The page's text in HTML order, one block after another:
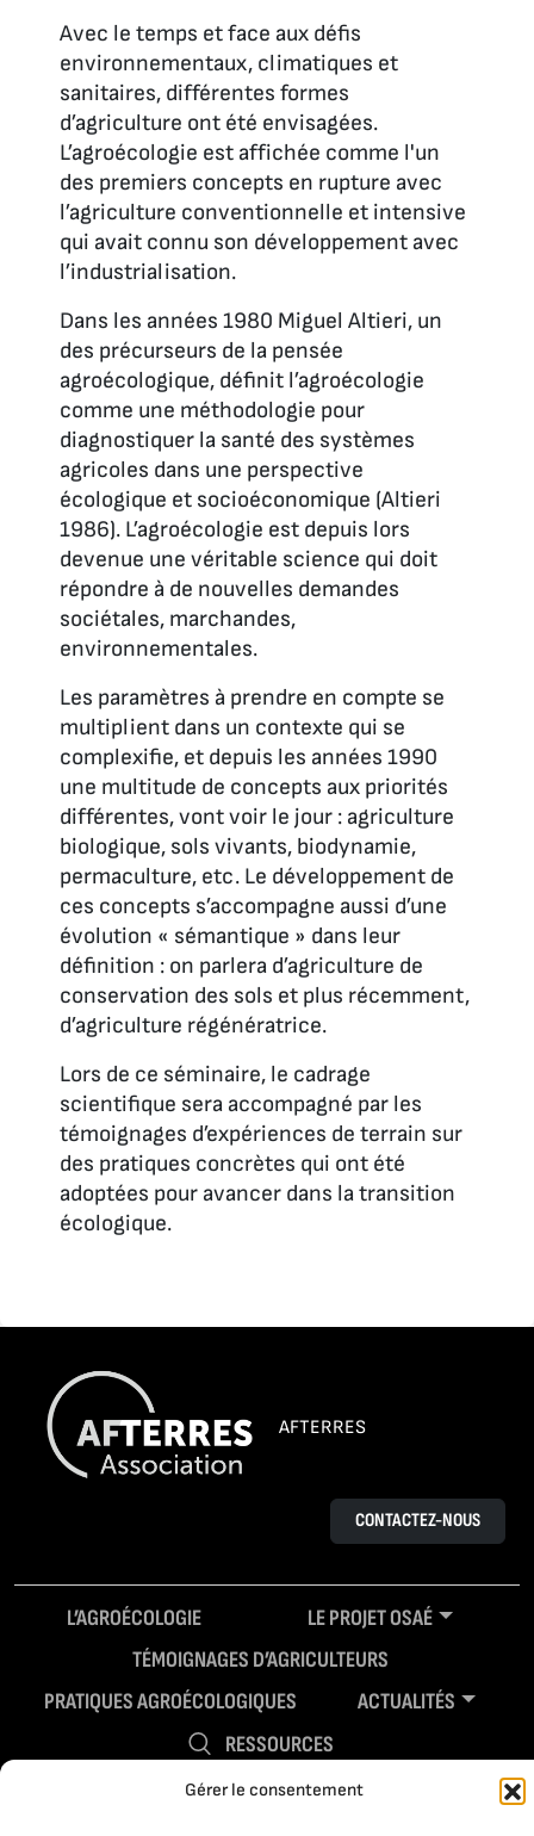
Gérer le consentement
Avec le temps et face aux défis
environnementaux, climatiques et
sanitaires, différentes formes
d’agriculture ont été envisagées.
L’agroécologie est affichée comme l'un
des premiers concepts en rupture avec
l’agriculture conventionnelle et intensive
qui avait connu son développement avec
l’industrialisation.
Dans les années 1980 Miguel Altieri, un
des précurseurs de la pensée
agroécologique, définit l’agroécologie
comme une méthodologie pour
diagnostiquer la santé des systèmes
agricoles dans une perspective
écologique et socioéconomique (Altieri
1986). L’agroécologie est depuis lors
devenue une véritable science qui doit
répondre à de nouvelles demandes
sociétales, marchandes,
environnementales.
Les paramètres à prendre en compte se
multiplient dans un contexte qui se
complexifie, et depuis les années 1990
une multitude de concepts aux priorités
différentes, vont voir le jour : agriculture
biologique, sols vivants, biodynamie,
permaculture, etc. Le développement de
ces concepts s’accompagne aussi d’une
évolution « sémantique » dans leur
définition : on parlera d’agriculture de
conservation des sols et plus récemment,
d’agriculture régénératrice.
Lors de ce séminaire, le cadrage
scientifique sera accompagné par les
témoignages d’expériences de terrain sur
des pratiques concrètes qui ont été
adoptées pour avancer dans la transition
écologique.
AFTERRES
CONTACTEZ-NOUS
L’AGROÉCOLOGIE
LE PROJET OSAÉ
TÉMOIGNAGES D’AGRICULTEURS
PRATIQUES AGROÉCOLOGIQUES
ACTUALITÉS
RESSOURCES